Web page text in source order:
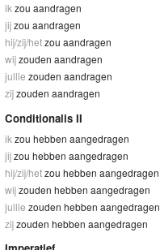
ik zou aandragen
jijzou aandragen
hij/zij/hetzou aandragen
wijzouden aandragen
jullie zouden aandragen
zijzouden aandragen
Conditionalis II
ik zou hebben aangedragen
jijzou hebben aangedragen
hij/zij/hetzou hebben aangedragen
wijzouden hebben aangedragen
jullie zouden hebben aangedragen
zijzouden hebben aangedragen